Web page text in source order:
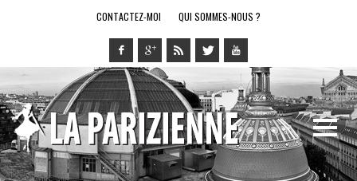
CONTACTEZ-MOI QUI SOMMES-NOUS ?